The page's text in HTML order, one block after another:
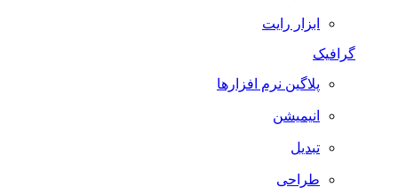
ابزار رایت
گرافیک
پلاگین نرم افزارها
انیمیشن
تبدیل
طراحی